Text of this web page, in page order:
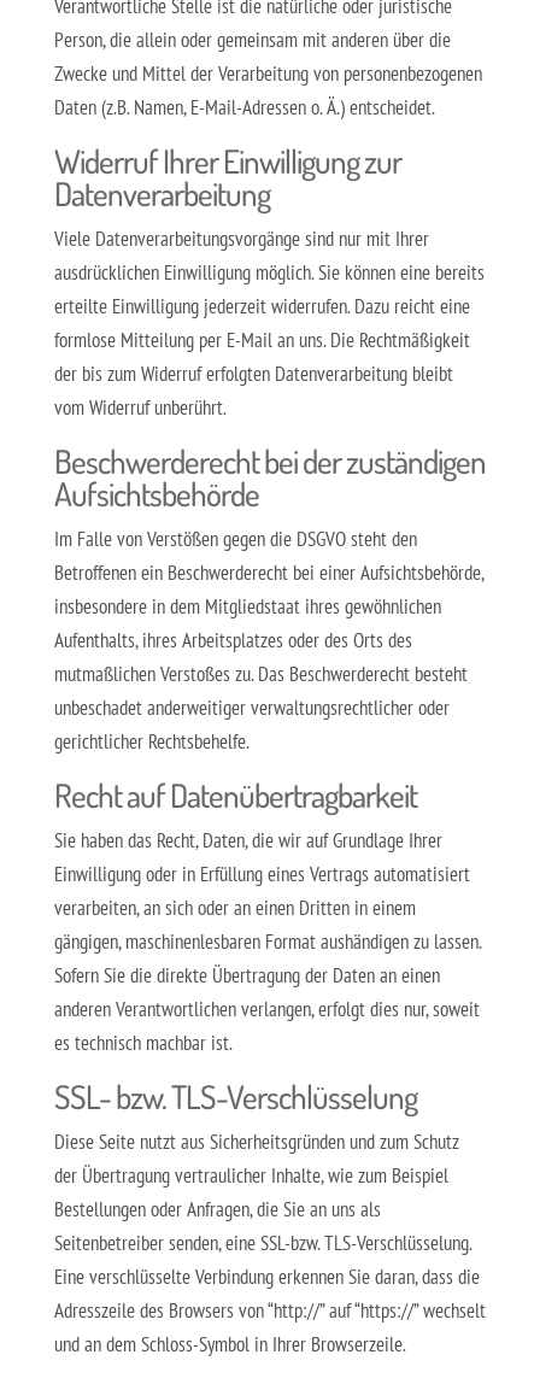
Verantwortliche Stelle ist die natürliche oder juristische
Person, die allein oder gemeinsam mit anderen über die
Zwecke und Mittel der Verarbeitung von personenbezogenen
Daten (z.B. Namen, E-Mail-Adressen o. Ä.) entscheidet.
Widerruf Ihrer Einwilligung zur
Datenverarbeitung
Viele Datenverarbeitungsvorgänge sind nur mit Ihrer
ausdrücklichen Einwilligung möglich. Sie können eine bereits
erteilte Einwilligung jederzeit widerrufen. Dazu reicht eine
formlose Mitteilung per E-Mail an uns. Die Rechtmäßigkeit
der bis zum Widerruf erfolgten Datenverarbeitung bleibt
vom Widerruf unberührt.
Beschwerderecht bei der zuständigen
Aufsichtsbehörde
Im Falle von Verstößen gegen die DSGVO steht den
Betroffenen ein Beschwerderecht bei einer Aufsichtsbehörde,
insbesondere in dem Mitgliedstaat ihres gewöhnlichen
Aufenthalts, ihres Arbeitsplatzes oder des Orts des
mutmaßlichen Verstoßes zu. Das Beschwerderecht besteht
unbeschadet anderweitiger verwaltungsrechtlicher oder
gerichtlicher Rechtsbehelfe.
Recht auf Datenübertragbarkeit
Sie haben das Recht, Daten, die wir auf Grundlage Ihrer
Einwilligung oder in Erfüllung eines Vertrags automatisiert
verarbeiten, an sich oder an einen Dritten in einem
gängigen, maschinenlesbaren Format aushändigen zu lassen.
Sofern Sie die direkte Übertragung der Daten an einen
anderen Verantwortlichen verlangen, erfolgt dies nur, soweit
es technisch machbar ist.
SSL- bzw. TLS-Verschlüsselung
Diese Seite nutzt aus Sicherheitsgründen und zum Schutz
der Übertragung vertraulicher Inhalte, wie zum Beispiel
Bestellungen oder Anfragen, die Sie an uns als
Seitenbetreiber senden, eine SSL-bzw. TLS-Verschlüsselung.
Eine verschlüsselte Verbindung erkennen Sie daran, dass die
Adresszeile des Browsers von “http://” auf “https://” wechselt
und an dem Schloss-Symbol in Ihrer Browserzeile.